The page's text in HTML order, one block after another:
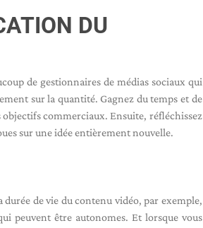
DU
de gestionnaires de médias sociaux qui
sur la quantité. Gagnez du temps et de
commerciaux. Ensuite, réfléchissez
sur une idée entièrement nouvelle.
de vie du contenu vidéo, par exemple,
peuvent être autonomes. Et lorsque vous